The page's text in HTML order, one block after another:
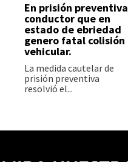
En prisión preventiva
conductor que en
estado de ebriedad
genero fatal colisión
vehicular.
La medida cautelar de
prisión preventiva
resolvió el...